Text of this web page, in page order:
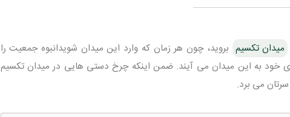
میدان تکسیم بروید، چون هر زمان که وارد این میدان شویدانبوه جمعیت را
خود به این میدان می آیند. ضمن اینکه چرخ دستی هایی در میدان تکسیم
می برد.